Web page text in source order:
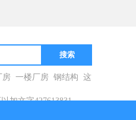
房 一楼厂房 钢结构 这
加文字427613831